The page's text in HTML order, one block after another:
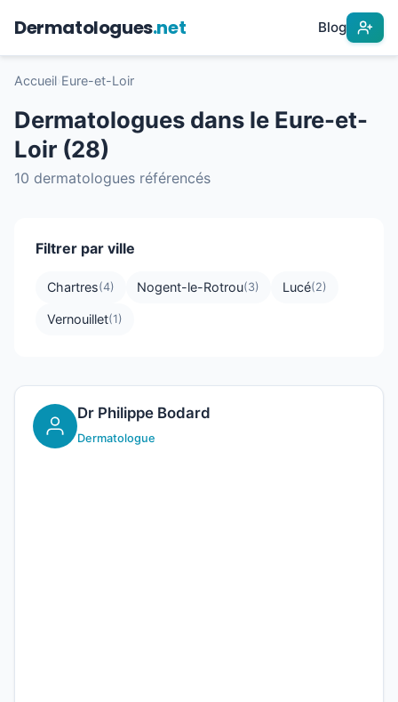
Dermatologues.net Blog
Accueil Eure-et-Loir
Dermatologues dans le Eure-et-
Loir (28)
10 dermatologues référencés
Filtrer par ville
Chartres(4) Nogent-le-Rotrou(3) Lucé(2)
Vernouillet(1)
Dr Philippe Bodard
Dermatologue